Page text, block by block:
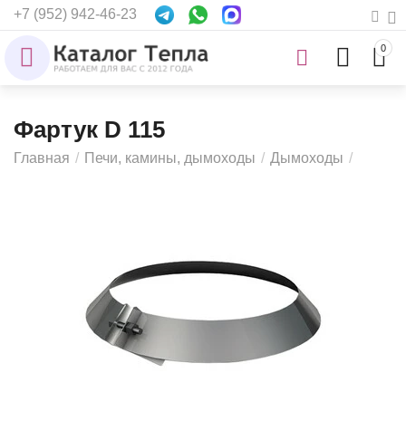
+7 (952) 942-46-23
0
Фартук D 115
Главная / Печи, камины, дымоходы / Дымоходы /